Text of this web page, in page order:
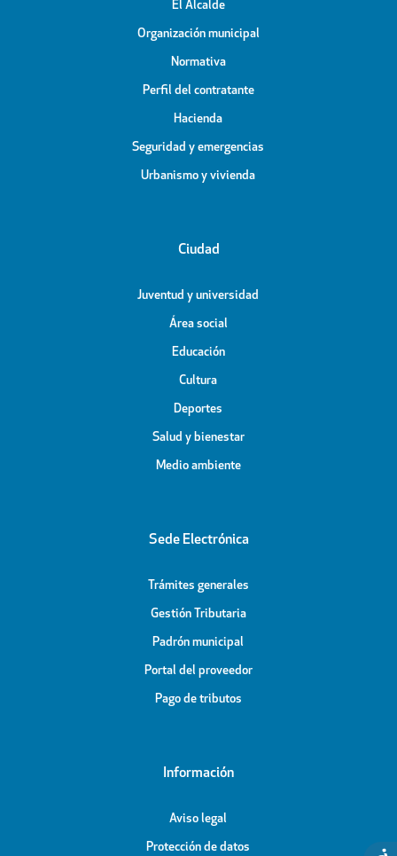
El Alcalde
Organización municipal
Normativa
Perfil del contratante
Hacienda
Seguridad y emergencias
Urbanismo y vivienda
Ciudad
Juventud y universidad
Área social
Educación
Cultura
Deportes
Salud y bienestar
Medio ambiente
Sede Electrónica
Trámites generales
Gestión Tributaria
Padrón municipal
Portal del proveedor
Pago de tributos
Información
Aviso legal
Protección de datos